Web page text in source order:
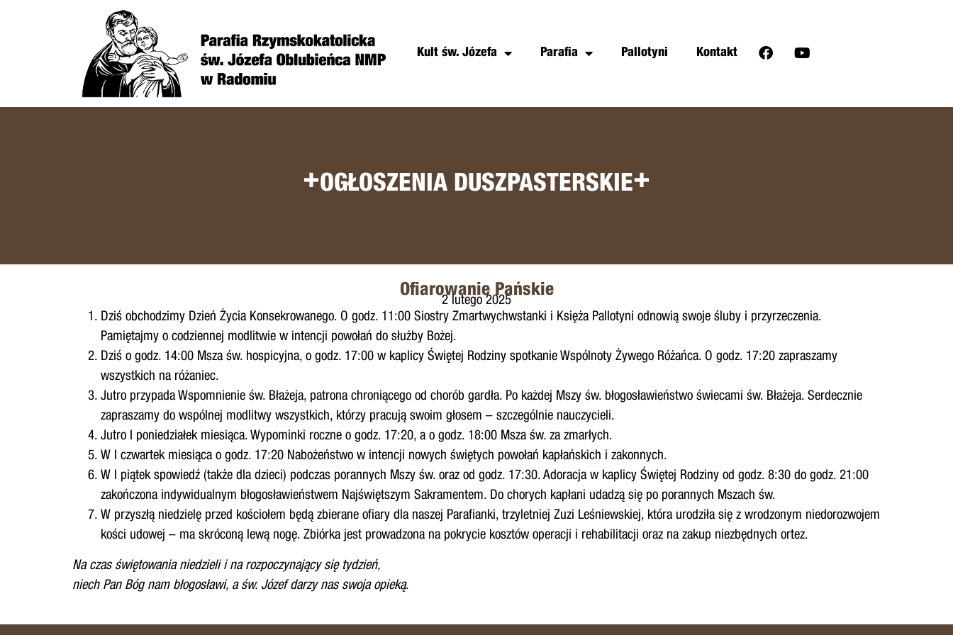
Kult św. Józefa Parafia Pallotyni Kontakt
+OGŁOSZENIA DUSZPASTERSKIE+
Ofiarowanie Pańskie
2 lutego 2025
Dziś obchodzimy Dzień Życia Konsekrowanego. O godz. 11:00 Siostry Zmartwychwstanki i Księża Pallotyni odnowią swoje śluby i przyrzeczenia.
Pamiętajmy o codziennej modlitwie w intencji powołań do służby Bożej.
Dziś o godz. 14:00 Msza św. hospicyjna, o godz. 17:00 w kaplicy Świętej Rodziny spotkanie Wspólnoty Żywego Różańca. O godz. 17:20 zapraszamy
wszystkich na różaniec.
Jutro przypada Wspomnienie św. Błażeja, patrona chroniącego od chorób gardła. Po każdej Mszy św. błogosławieństwo świecami św. Błażeja. Serdecznie
zapraszamy do wspólnej modlitwy wszystkich, którzy pracują swoim głosem – szczególnie nauczycieli.
Jutro I poniedziałek miesiąca. Wypominki roczne o godz. 17:20, a o godz. 18:00 Msza św. za zmarłych.
W I czwartek miesiąca o godz. 17:20 Nabożeństwo w intencji nowych świętych powołań kapłańskich i zakonnych.
W I piątek spowiedź (także dla dzieci) podczas porannych Mszy św. oraz od godz. 17:30. Adoracja w kaplicy Świętej Rodziny od godz. 8:30 do godz. 21:00
zakończona indywidualnym błogosławieństwem Najświętszym Sakramentem. Do chorych kapłani udadzą się po porannych Mszach św.
W przyszłą niedzielę przed kościołem będą zbierane ofiary dla naszej Parafianki, trzyletniej Zuzi Leśniewskiej, która urodziła się z wrodzonym niedorozwojem
kości udowej – ma skróconą lewą nogę. Zbiórka jest prowadzona na pokrycie kosztów operacji i rehabilitacji oraz na zakup niezbędnych ortez.
Na czas świętowania niedzieli i na rozpoczynający się tydzień,
niech Pan Bóg nam błogosławi, a św. Józef darzy nas swoja opieką.